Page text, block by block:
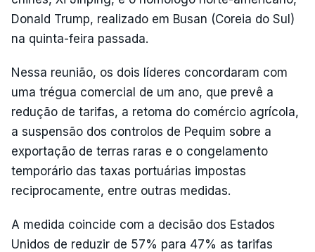
Donald Trump, realizado em Busan (Coreia do Sul)
na quinta-feira passada.
Nessa reunião, os dois líderes concordaram com
uma trégua comercial de um ano, que prevê a
redução de tarifas, a retoma do comércio agrícola,
a suspensão dos controlos de Pequim sobre a
exportação de terras raras e o congelamento
temporário das taxas portuárias impostas
reciprocamente, entre outras medidas.
A medida coincide com a decisão dos Estados
Unidos de reduzir de 57% para 47% as tarifas